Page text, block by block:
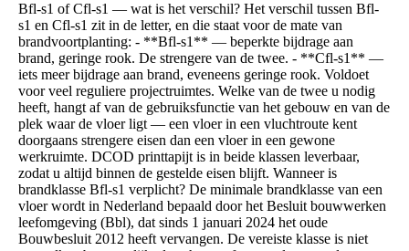
Bfl-s1 of Cfl-s1 — wat is het verschil? Het verschil tussen Bfl-
s1 en Cfl-s1 zit in de letter, en die staat voor de mate van
brandvoortplanting: - **Bfl-s1** — beperkte bijdrage aan
brand, geringe rook. De strengere van de twee. - **Cfl-s1** —
iets meer bijdrage aan brand, eveneens geringe rook. Voldoet
voor veel reguliere projectruimtes. Welke van de twee u nodig
heeft, hangt af van de gebruiksfunctie van het gebouw en van de
plek waar de vloer ligt — een vloer in een vluchtroute kent
doorgaans strengere eisen dan een vloer in een gewone
werkruimte. DCOD printtapijt is in beide klassen leverbaar,
zodat u altijd binnen de gestelde eisen blijft. Wanneer is
brandklasse Bfl-s1 verplicht? De minimale brandklasse van een
vloer wordt in Nederland bepaald door het Besluit bouwwerken
leefomgeving (Bbl), dat sinds 1 januari 2024 het oude
Bouwbesluit 2012 heeft vervangen. De vereiste klasse is niet